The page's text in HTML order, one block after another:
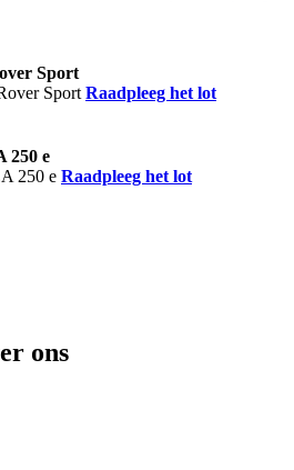
Sport
Raadpleeg het lot
250 e
Raadpleeg het lot
ons